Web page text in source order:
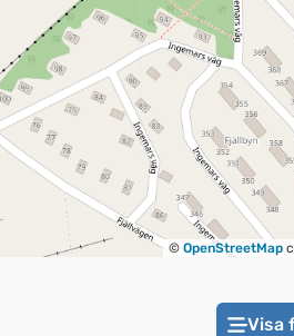
© OpenStreetMap
Visa